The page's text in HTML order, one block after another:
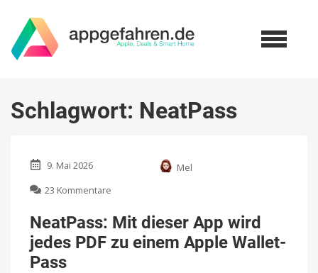
Schlagwort: NeatPass
9. Mai 2026
Mel
23 Kommentare
Mit
dieser
App
NeatPass: Mit dieser App wird
jedes PDF zu einem Apple Wallet-
Pass